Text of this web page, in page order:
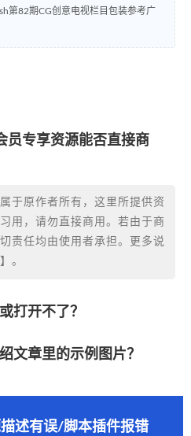
第82期CG创意电视栏目包装参考广
员专享资源能否直接商
于原作者所有，这里所提供资
用，请勿直接商用。若由于商
责任均由使用者承担。更多说
】。
打开不了？
文章里的示例图片？
述有误/脚本插件报错